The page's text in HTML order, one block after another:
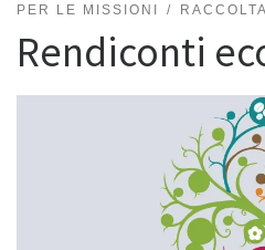
PER LE MISSIONI
Rendiconti